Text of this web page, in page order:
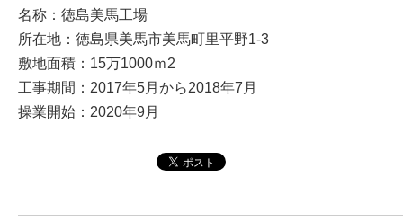
名称：徳島美馬工場
所在地：徳島県美馬市美馬町里平野1-3
敷地面積：15万1000ｍ2
工事期間：2017年5月から2018年7月
操業開始：2020年9月